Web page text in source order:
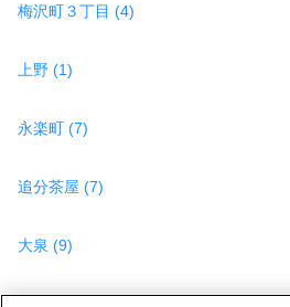
梅沢町３丁目 (4)
上野 (1)
永楽町 (7)
追分茶屋 (7)
大泉 (9)